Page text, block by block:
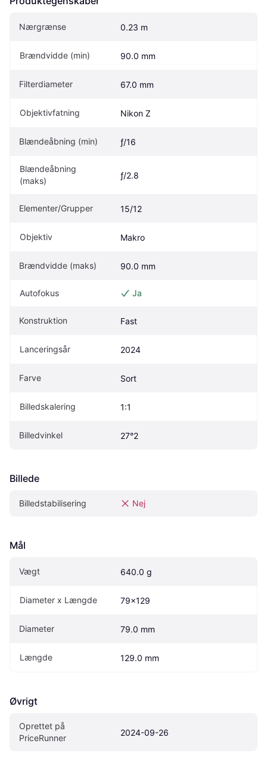
Nærgrænse 0.23 m
Brændvidde (min) 90.0 mm
Filterdiameter 67.0 mm
Objektivfatning Nikon Z
Blændeåbning (min) ƒ/16
Blændeåbning
(maks)
ƒ/2.8
Elementer/Grupper 15/12
Objektiv Makro
Brændvidde (maks) 90.0 mm
Autofokus Ja
Konstruktion Fast
Lanceringsår 2024
Farve Sort
Billedskalering 1:1
Billedvinkel 27°2
Billede
Billedstabilisering Nej
Mål
Vægt 640.0 g
Diameter x Længde 79x129
Diameter 79.0 mm
Længde 129.0 mm
Øvrigt
Oprettet på
PriceRunner
2024-09-26